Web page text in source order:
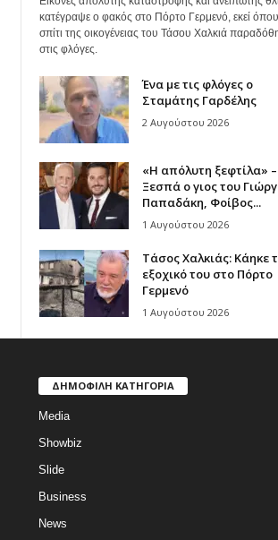
κατέγραψε ο φακός στο Πόρτο Γερμενό, εκεί
σπίτι της οικογένειας του Τάσου Χαλκιά
στις φλόγες.
Ένα με τις φλόγες ο
Σταμάτης Γαρδέλης
2 Αυγούστου 2026
«Η απόλυτη ξεφτίλα» –
Ξεσπά ο γιος του
Παπαδάκη, Φοίβος...
1 Αυγούστου 2026
Τάσος Χαλκιάς: Κάηκε
εξοχικό του στο Πόρτο
Γερμενό
1 Αυγούστου 2026
ΔΗΜΟΦΙΛΗ ΚΑΤΗΓΟΡΙΑ
Media
Showbiz
Slide
Business
News